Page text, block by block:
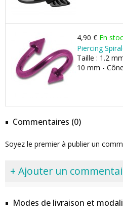
4,90 € En
Piercing
Taille : 1.2
10 mm -
Commentaires (0)
Soyez le premier à publier un
+ Ajouter un
Modes de livraison et